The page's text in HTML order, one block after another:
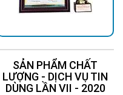
SẢN PHẨM CHẤT
LƯỢNG - DỊCH VỤ TIN
DÙNG LẦN VII - 2020